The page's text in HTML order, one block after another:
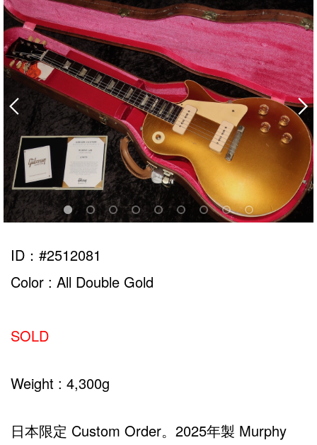
ID：#2512081
Color : All Double Gold
SOLD
Weight : 4,300g
日本限定 Custom Order。2025年製 Murphy